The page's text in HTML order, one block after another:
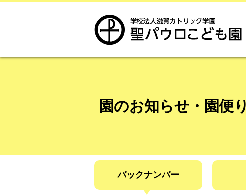
園のお知らせ・園便り
バックナンバー